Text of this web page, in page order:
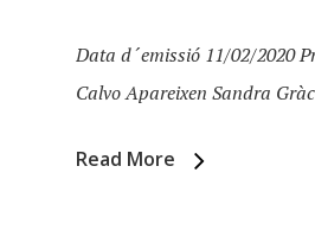
Data d´emissió 11/02/2020
Calvo Apareixen Sandra
Read More